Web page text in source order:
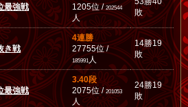
最強戦
1205位 /202544
人
敗
き戦
4連勝
27755位 /
185991 人
14勝19
敗
最強戦
3.40段
2075位 /201053
人
24勝19
敗